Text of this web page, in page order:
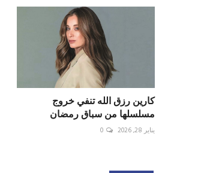
كارين رزق الله تنفي خروج
مسلسلها من سباق رمضان
يناير 28, 2026 0